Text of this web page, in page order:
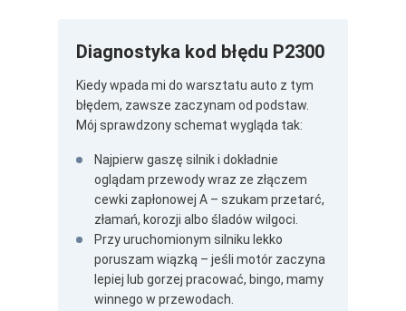
Diagnostyka kod błędu P2300
Kiedy wpada mi do warsztatu auto z tym
błędem, zawsze zaczynam od podstaw.
Mój sprawdzony schemat wygląda tak:
Najpierw gaszę silnik i dokładnie
oglądam przewody wraz ze złączem
cewki zapłonowej A – szukam przetarć,
złamań, korozji albo śladów wilgoci.
Przy uruchomionym silniku lekko
poruszam wiązką – jeśli motór zaczyna
lepiej lub gorzej pracować, bingo, mamy
winnego w przewodach.